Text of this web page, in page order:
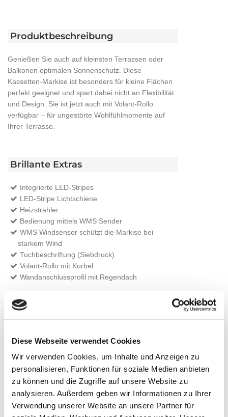
Diese Webseite verwendet Cookies
Wir verwenden Cookies, um Inhalte und Anzeigen zu
personalisieren, Funktionen für soziale Medien anbieten
zu können und die Zugriffe auf unsere Website zu
analysieren. Außerdem geben wir Informationen zu Ihrer
Verwendung unserer Website an unsere Partner für
Produktbeschreibung
Genießen Sie auch auf kleinsten Terrassen oder
Balkonen optimalen Sonnenschutz. Diese
Kassetten-Markise ist besonders für kleine Flächen
perfekt geeignet und spart dabei nicht an Flexibilität
und Design. Sie ist jetzt auch mit Volant-Rollo
verfügbar – für ungestörte Wohlfühlmomente auf
Ihrer Terrasse.
Brillante Extras
Integrierte LED-Stripes
LED-Stripe Lichtschiene
Heizstrahler
Bedienung mittels WMS Sender
WMS Windsensor schützt die Markise bei
starkem Wind
Tuchbeschriftung (Siebdruck)
Volant-Rollo mit Kurbel
Wandanschlussprofil mit Regendach
Ausstattungsextras Terrea Terrassen-
Markisen
Farben & Stoffe
Weitere Informationen